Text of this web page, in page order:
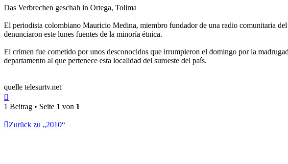
Das Verbrechen geschah in Ortega, Tolima
El periodista colombiano Mauricio Medina, miembro fundador de una radio comunitaria
denunciaron este lunes fuentes de la minoría étnica.
El crimen fue cometido por unos desconocidos que irrumpieron el domingo por la
departamento al que pertenece esta localidad del suroeste del país.
quelle telesurtv.net
oben
1 Beitrag • Seite 1 von 1
Zurück zu „2010“